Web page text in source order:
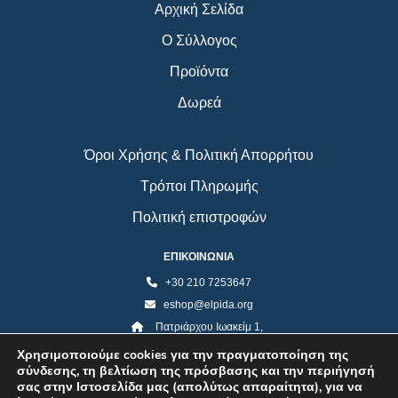
Αρχική Σελίδα
Ο Σύλλογος
Προϊόντα
Δωρεά
Όροι Χρήσης & Πολιτική Απορρήτου
Τρόποι Πληρωμής
Πολιτική επιστροφών
ΕΠΙΚΟΙΝΩΝΙΑ
+30 210 7253647
eshop@elpida.org
Πατριάρχου Ιωακείμ 1,
Χρησιμοποιούμε cookies για την πραγματοποίηση της
σύνδεσης, τη βελτίωση της πρόσβασης και την περιήγησή
σας στην Ιστοσελίδα μας (απολύτως απαραίτητα), για να